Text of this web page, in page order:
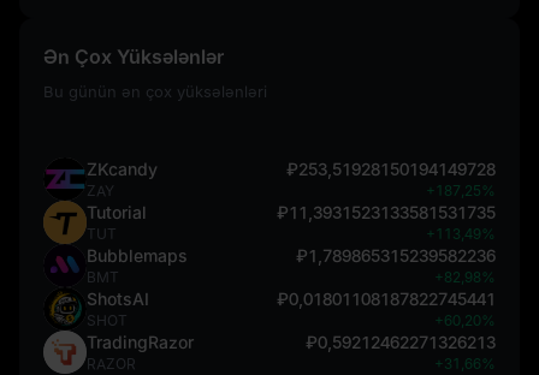
Ən Çox Yüksələnlər
Bu günün ən çox yüksələnləri
ZKcandy
ZAY
₽253,51928150194149728
+187,25%
Tutorial
TUT
₽11,3931523133581531735
+113,49%
Bubblemaps
BMT
₽1,789865315239582236
+82,98%
ShotsAI
SHOT
₽0,01801108187822745441
+60,20%
TradingRazor
RAZOR
₽0,59212462271326213
+31,66%